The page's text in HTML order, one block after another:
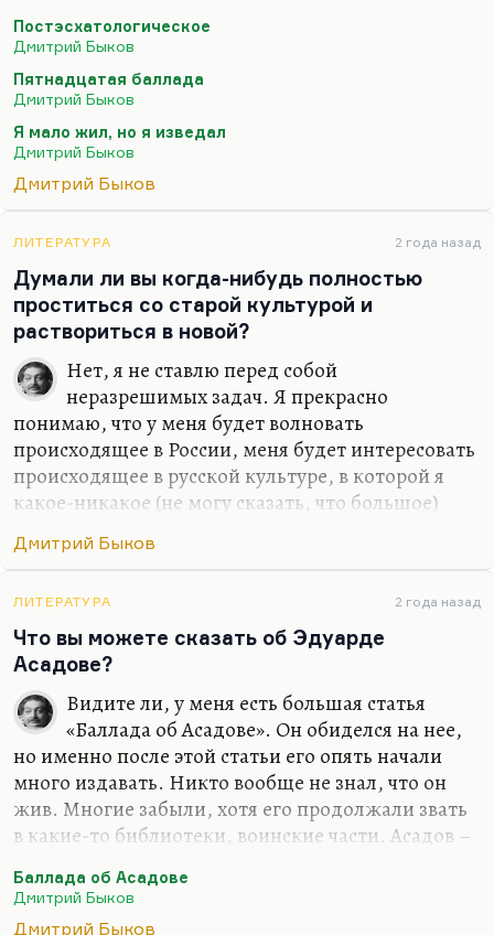
я напишу что-то лучше «Пятнадцатой баллады»
(«Если б был я Дэн Браун…») или моего самого
любимого стихотворения – «Сказки о рыбаке и
рыбке»… Вообще, лучшее стихотворение мое
звучит так:
Я мало жил, но я изведал
Небесной Родины я не предал –
Что нет, то нет.
Земную предал неоднократно,
И…
Постэсхатологическое
Дмитрий Быков
Пятнадцатая баллада
Дмитрий Быков
Я мало жил, но я изведал
Дмитрий Быков
Дмитрий Быков
ЛИТЕРАТУРА 2 года назад
Думали ли вы когда-нибудь полностью
проститься со старой культурой и
раствориться в новой?
Нет, я не ставлю перед собой
неразрешимых задач. Я прекрасно
понимаю, что у меня будет волновать
происходящее в России, меня будет интересовать
происходящее в русской культуре, в которой я
какое-никакое (не могу сказать, что большое)
безусловно. Сужу я об этом прежде всего по
студентов, славистов. Так что нет, я не думал
бросить то, что я там прожил и то, что я там
видел и сделал. Иной вопрос, что писать по-
английски я, конечно, буду. От этого никуда не
денешься. Писание на английском делает речь
более четкой. Переводить с английского я буду
много. Вот «Март» переведу Кунищака, буду
«Сорделло» заканчивать. Конечно, я…
Дмитрий Быков
ЛИТЕРАТУРА 2 года назад
Что вы можете сказать об Эдуарде
Асадове?
Видите ли, у меня есть большая статья
«Баллада об Асадове». Он обиделся на нее,
но именно после этой статьи его опять начали
много издавать. Никто вообще не знал, что он
жив. Многие забыли, хотя его продолжали звать
в какие-то библиотеки, воинские части. Асадов –
для советского нижнего этажа среднего класса.
Этим людям нужна своя поэзия. Это поэтическая
Баллада об Асадове
Дмитрий Быков
Дмитрий Быков